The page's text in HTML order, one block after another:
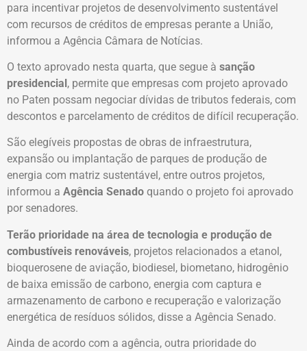
para incentivar projetos de desenvolvimento sustentável
com recursos de créditos de empresas perante a União,
informou a Agência Câmara de Notícias.
O texto aprovado nesta quarta, que segue à sanção
presidencial, permite que empresas com projeto aprovado
no Paten possam negociar dívidas de tributos federais, com
descontos e parcelamento de créditos de difícil recuperação.
São elegíveis propostas de obras de infraestrutura,
expansão ou implantação de parques de produção de
energia com matriz sustentável, entre outros projetos,
informou a Agência Senado quando o projeto foi aprovado
por senadores.
Terão prioridade na área de tecnologia e produção de
combustíveis renováveis, projetos relacionados a etanol,
bioquerosene de aviação, biodiesel, biometano, hidrogênio
de baixa emissão de carbono, energia com captura e
armazenamento de carbono e recuperação e valorização
energética de resíduos sólidos, disse a Agência Senado.
Ainda de acordo com a agência, outra prioridade do